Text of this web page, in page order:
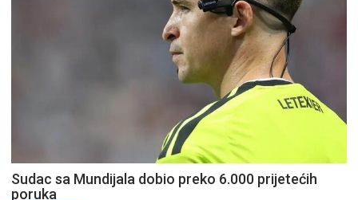
Sudac sa Mundijala dobio preko 6.000 prijetećih
poruka